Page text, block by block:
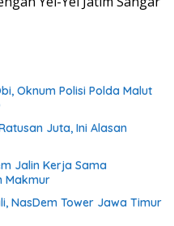
Oknum Polisi Polda Malut
Juta, Ini Alasan
Jalin Kerja Sama
Makmur
NasDem Tower Jawa Timur